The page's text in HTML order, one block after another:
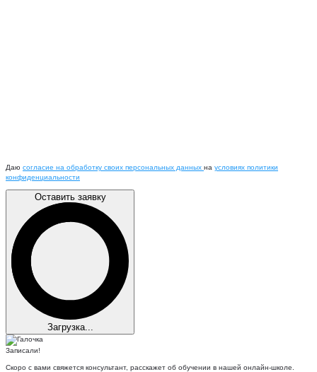
Даю согласие на обработку своих персональных данных на условиях политики
конфиденциальности
Оставить заявку
Загрузка...
Записали!
Скоро с вами свяжется консультант, расскажет об обучении в нашей онлайн-школе.